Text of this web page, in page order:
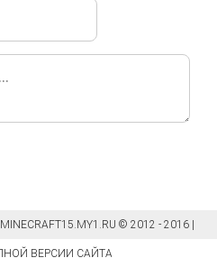
MINECRAFT15.MY1.RU © 2012 - 2016 |
ВЕРСИИ САЙТА